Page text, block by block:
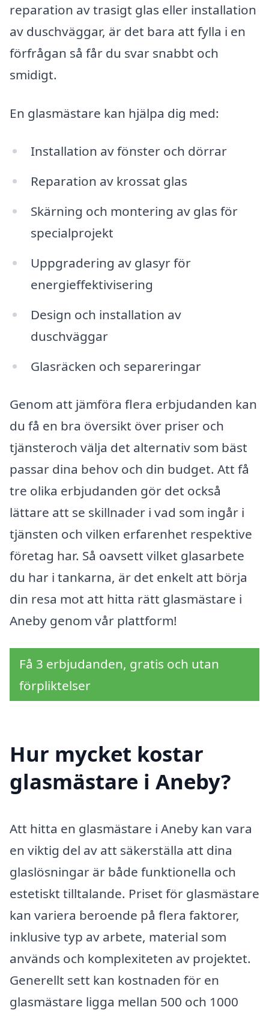
reparation av trasigt glas eller installation
av duschväggar, är det bara att fylla i en
förfrågan så får du svar snabbt och
smidigt.
En glasmästare kan hjälpa dig med:
Installation av fönster och dörrar
Reparation av krossat glas
Skärning och montering av glas för
specialprojekt
Uppgradering av glasyr för
energieffektivisering
Design och installation av
duschväggar
Glasräcken och separeringar
Genom att jämföra flera erbjudanden kan
du få en bra översikt över priser och
tjänsteroch välja det alternativ som bäst
passar dina behov och din budget. Att få
tre olika erbjudanden gör det också
lättare att se skillnader i vad som ingår i
tjänsten och vilken erfarenhet respektive
företag har. Så oavsett vilket glasarbete
du har i tankarna, är det enkelt att börja
din resa mot att hitta rätt glasmästare i
Aneby genom vår plattform!
Få 3 erbjudanden, gratis och utan
förpliktelser
Hur mycket kostar
glasmästare i Aneby?
Att hitta en glasmästare i Aneby kan vara
en viktig del av att säkerställa att dina
glaslösningar är både funktionella och
estetiskt tilltalande. Priset för glasmästare
kan variera beroende på flera faktorer,
inklusive typ av arbete, material som
används och komplexiteten av projektet.
Generellt sett kan kostnaden för en
glasmästare ligga mellan 500 och 1000